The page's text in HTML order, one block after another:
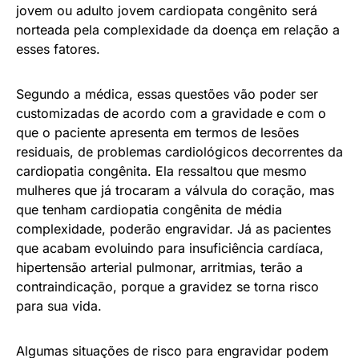
jovem ou adulto jovem cardiopata congênito será
norteada pela complexidade da doença em relação a
esses fatores.
Segundo a médica, essas questões vão poder ser
customizadas de acordo com a gravidade e com o
que o paciente apresenta em termos de lesões
residuais, de problemas cardiológicos decorrentes da
cardiopatia congênita. Ela ressaltou que mesmo
mulheres que já trocaram a válvula do coração, mas
que tenham cardiopatia congênita de média
complexidade, poderão engravidar. Já as pacientes
que acabam evoluindo para insuficiência cardíaca,
hipertensão arterial pulmonar, arritmias, terão a
contraindicação, porque a gravidez se torna risco
para sua vida.
Algumas situações de risco para engravidar podem